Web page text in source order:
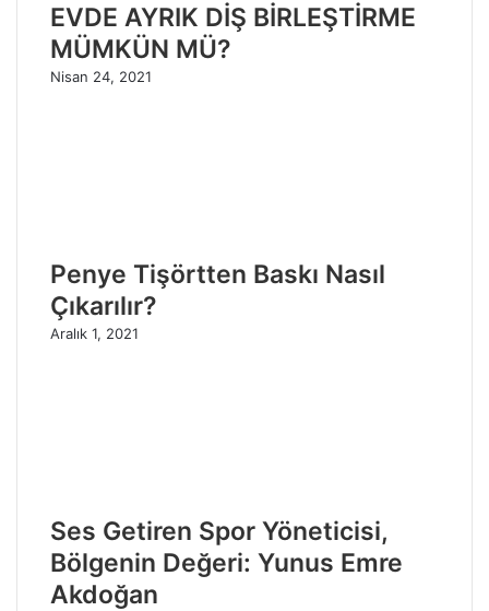
EVDE AYRIK DİŞ BİRLEŞTİRME
MÜMKÜN MÜ?
Nisan 24, 2021
Penye Tişörtten Baskı Nasıl
Çıkarılır?
Aralık 1, 2021
Ses Getiren Spor Yöneticisi,
Bölgenin Değeri: Yunus Emre
Akdoğan